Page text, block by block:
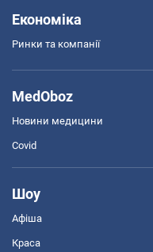
Економіка
Ринки та компанії
MedOboz
Новини медицини
Covid
Шоу
Афіша
Краса